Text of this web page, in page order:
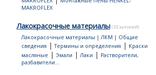
MAKROFLEX
Лакокрасочные материалы (33 записей)
Лакокрасочные материалы | ЛКМ | Общие
сведения |Термины и определения | Краски
масляные | Эмали |Лаки | Растворители,
разбавители...